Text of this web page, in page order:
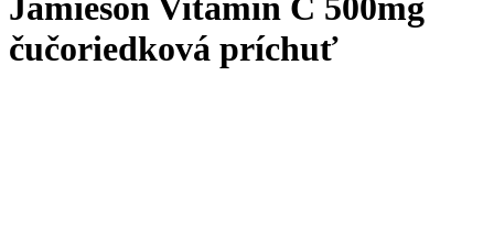
Jamieson Vitamín C 500mg
čučoriedková príchuť